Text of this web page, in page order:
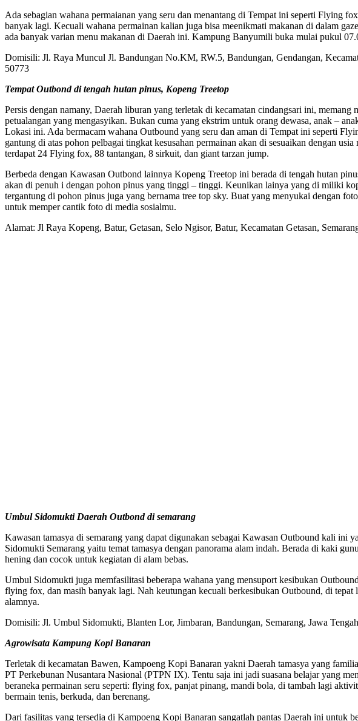
Ada sebagian wahana permaianan yang seru dan menantang di Tempat ini seperti Flying
banyak lagi. Kecuali wahana permainan kalian juga bisa meenikmati makanan di dalam
ada banyak varian menu makanan di Daerah ini. Kampung Banyumili buka mulai pukul
Domisili: Jl. Raya Muncul Jl. Bandungan No.KM, RW.5, Bandungan, Gendangan,
50773
Tempat Outbond di tengah hutan pinus, Kopeng Treetop
Persis dengan namany, Daerah liburan yang terletak di kecamatan cindangsari ini, memang
petualangan yang mengasyikan. Bukan cuma yang ekstrim untuk orang dewasa, anak –
Lokasi ini. Ada bermacam wahana Outbound yang seru dan aman di Tempat ini seperti
gantung di atas pohon pelbagai tingkat kesusahan permainan akan di sesuaikan dengan
terdapat 24 Flying fox, 88 tantangan, 8 sirkuit, dan giant tarzan jump.
Berbeda dengan Kawasan Outbond lainnya Kopeng Treetop ini berada di tengah hutan
akan di penuh i dengan pohon pinus yang tinggi – tinggi. Keunikan lainya yang di miliki
tergantung di pohon pinus juga yang bernama tree top sky. Buat yang menyukai dengan
untuk memper cantik foto di media sosialmu.
Alamat: Jl Raya Kopeng, Batur, Getasan, Selo Ngisor, Batur, Kecamatan Getasan,
Umbul Sidomukti Daerah Outbond di semarang
Kawasan tamasya di semarang yang dapat digunakan sebagai Kawasan Outbound kali ini
Sidomukti Semarang yaitu temat tamasya dengan panorama alam indah. Berada di kaki
hening dan cocok untuk kegiatan di alam bebas.
Umbul Sidomukti juga memfasilitasi beberapa wahana yang mensuport kesibukan
flying fox, dan masih banyak lagi. Nah keutungan kecuali berkesibukan Outbound, di tepat
alamnya.
Domisili: Jl. Umbul Sidomukti, Blanten Lor, Jimbaran, Bandungan, Semarang, Jawa
Agrowisata Kampung Kopi Banaran
Terletak di kecamatan Bawen, Kampoeng Kopi Banaran yakni Daerah tamasya yang
PT Perkebunan Nusantara Nasional (PTPN IX). Tentu saja ini jadi suasana belajar yang
beraneka permainan seru seperti: flying fox, panjat pinang, mandi bola, di tambah lagi
bermain tenis, berkuda, dan berenang.
Dari fasilitas yang tersedia di Kampoeng Kopi Banaran sangatlah pantas Daerah ini untuk